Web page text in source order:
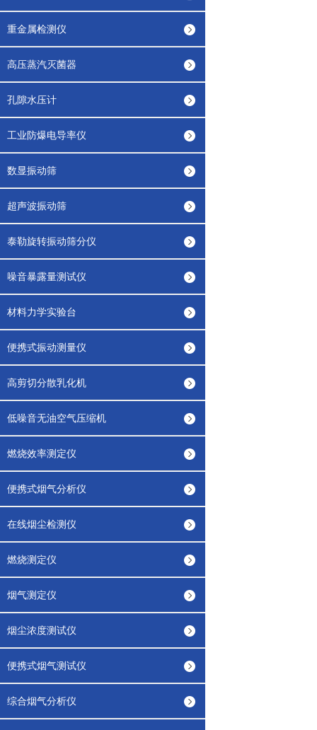
重金属检测仪
高压蒸汽灭菌器
孔隙水压计
工业防爆电导率仪
数显振动筛
超声波振动筛
泰勒旋转振动筛分仪
噪音暴露量测试仪
材料力学实验台
便携式振动测量仪
高剪切分散乳化机
低噪音无油空气压缩机
燃烧效率测定仪
便携式烟气分析仪
在线烟尘检测仪
燃烧测定仪
烟气测定仪
烟尘浓度测试仪
便携式烟气测试仪
综合烟气分析仪